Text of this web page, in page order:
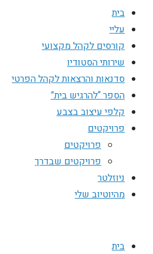
בית
עליי
קורסים לקהל מקצועי
שירותי הסטודיו
סדנאות והרצאות לקהל הפרטי
הספר “להרגיש בית”
קלפי עיצוב בצבע
פרויקטים
פרויקטים
פרויקטים שבדרך
ניוזלטר
מהיוטיוב שלי
בית